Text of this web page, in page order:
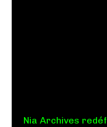
Nia Archives